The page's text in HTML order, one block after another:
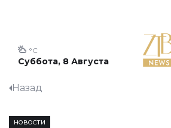
Суббота, 8 Августа
°C
Назад
НОВОСТИ